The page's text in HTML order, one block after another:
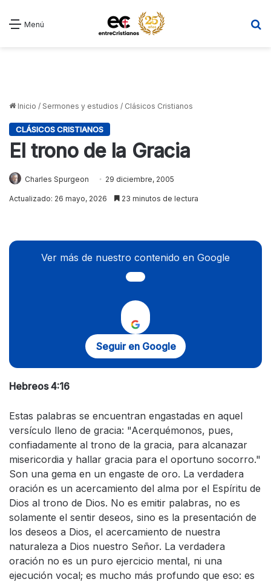
Menú
Inicio / Sermones y estudios / Clásicos Cristianos
CLÁSICOS CRISTIANOS
El trono de la Gracia
Charles Spurgeon 29 diciembre, 2005
Actualizado: 26 mayo, 2026 23 minutos de lectura
Ver más de nuestro contenido en Google
Seguir en Google
Hebreos 4:16
Estas palabras se encuentran engastadas en aquel
versículo lleno de gracia: "Acerquémonos, pues,
confiadamente al trono de la gracia, para alcanazar
misericordia y hallar gracia para el oportuno socorro."
Son una gema en un engaste de oro. La verdadera
oración es un acercamiento del alma por el Espíritu de
Dios al trono de Dios. No es emitir palabras, no es
solamente el sentir deseos, sino es la presentación de
los deseos a Dios, el acercamiento de nuestra
naturaleza a Dios nuestro Señor. La verdadera
oración no es un puro ejercicio mental, ni una
ejecución vocal; es mucho más profundo que eso: es